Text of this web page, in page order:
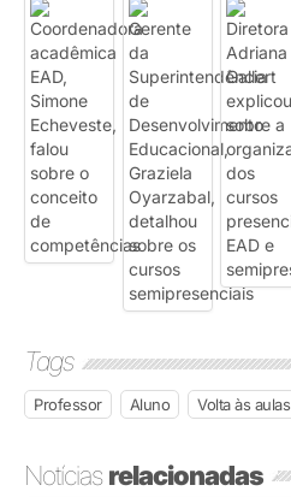
Tags
Professor Aluno Volta às aulas
Notíciasrelacionadas